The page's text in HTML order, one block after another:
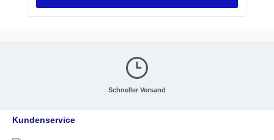
Schneller Versand
Kundenservice